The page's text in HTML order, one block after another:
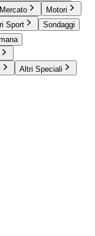
Mercato
Motori
Sport
Sondaggi
Altri Speciali